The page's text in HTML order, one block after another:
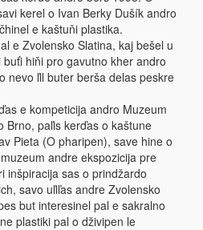
kerel o Ivan Berky Dušík andro
e kaštuňi plastika.
e Zvolensko Slatina, kaj bešel u
hiňi pro gavutno kher andro
nevo ľil buter berša delas peskre
e kompeticija andro Muzeum
Brno, paľis kerďas o kaštune
Pieta (O pharipen), save hine o
andre ekspozicija pre
inšpiracija sas o prindžardo
savo uľiľas andre Zvolensko
but interesinel pal e sakralno
plastiki pal o dživipen le